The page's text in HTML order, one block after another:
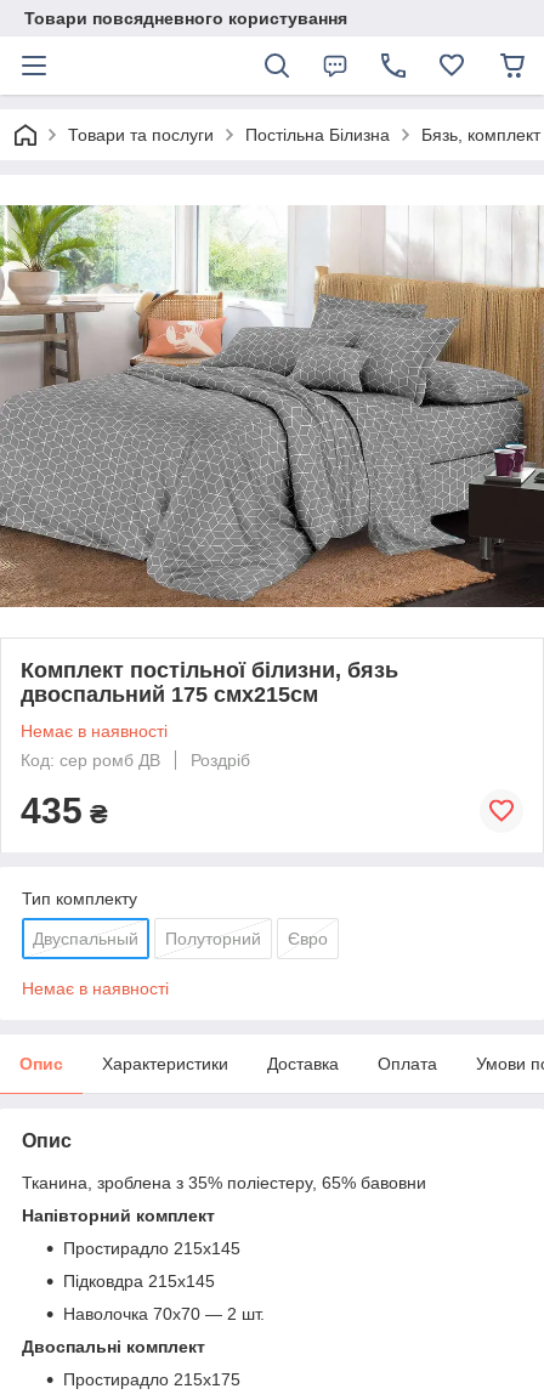
Товари повсядневного користування
Товари та послуги Постільна Білизна Бязь, комплект
Комплект постільної білизни, бязь
двоспальний 175 смх215см
Немає в наявності
Код: сер ромб ДВ
Роздріб
435 ₴
Тип комплекту
Двуспальный Полуторний Євро
Немає в наявності
Опис Характеристики Доставка Оплата Умови
Опис
Тканина, зроблена з 35% поліестеру, 65% бавовни
Напівторний комплект
Простирадло 215х145
Підковдра 215х145
Наволочка 70х70 — 2 шт.
Двоспальні комплект
Простирадло 215х175